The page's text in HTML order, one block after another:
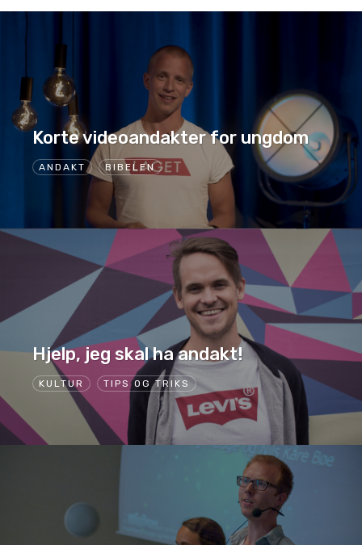
ANDAKT BIBELEN
Korte videoandakter for ungdom
KULTUR TIPS OG TRIKS
Hjelp, jeg skal ha andakt!